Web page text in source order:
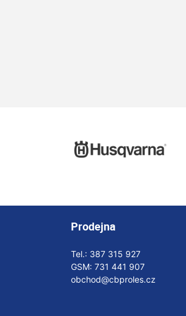
Prodejna
Tel.: 387 315 927
GSM: 731 441 907
obchod@cbproles.cz